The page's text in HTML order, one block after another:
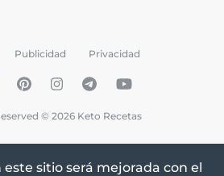
© 2026 Keto Recetas
Publicidad Privacidad
sitio será mejorada con el